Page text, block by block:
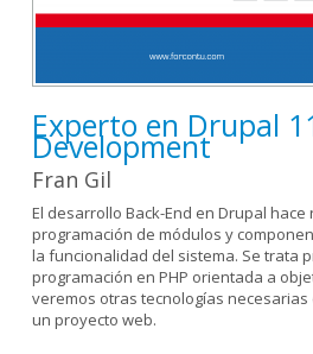
Experto en Drupal
Development
Fran Gil
El desarrollo Back-End en Drupal
programación de módulos y
la funcionalidad del sistema. Se trata
programación en PHP orientada a
veremos otras tecnologías
un proyecto web.